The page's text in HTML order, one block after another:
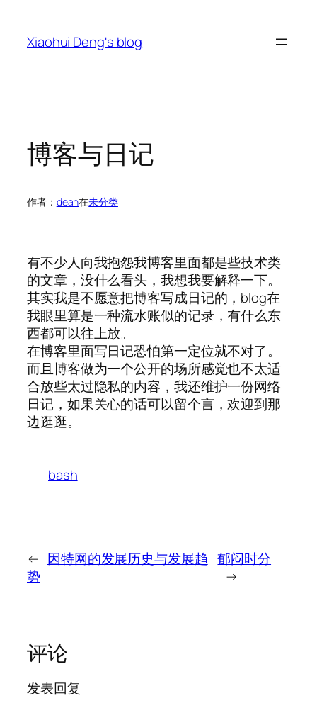
Xiaohui Deng's blog
博客与日记
作者： dean在未分类
有不少人向我抱怨我博客里面都是些技术类
的文章，没什么看头，我想我要解释一下。
其实我是不愿意把博客写成日记的，blog在
我眼里算是一种流水账似的记录，有什么东
西都可以往上放。
在博客里面写日记恐怕第一定位就不对了。
而且博客做为一个公开的场所感觉也不太适
合放些太过隐私的内容，我还维护一份网络
日记，如果关心的话可以留个言，欢迎到那
边逛逛。
bash
← 因特网的发展历史与发展趋
势
郁闷时分
→
评论
发表回复